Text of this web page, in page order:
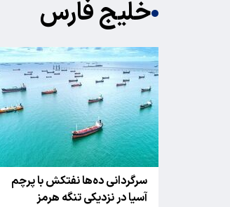
خلیج فارس
سرگردانی ده‌ها نفتکش با پرچم
آسیا در نزدیکی تنگه هرمز